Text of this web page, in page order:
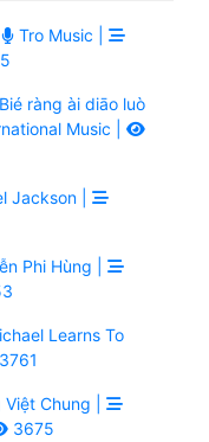
Tro Music |
ràng ài diāo luò
Music |
Jackson |
Phi Hùng |
Learns To
3761
Việt Chung |
3675